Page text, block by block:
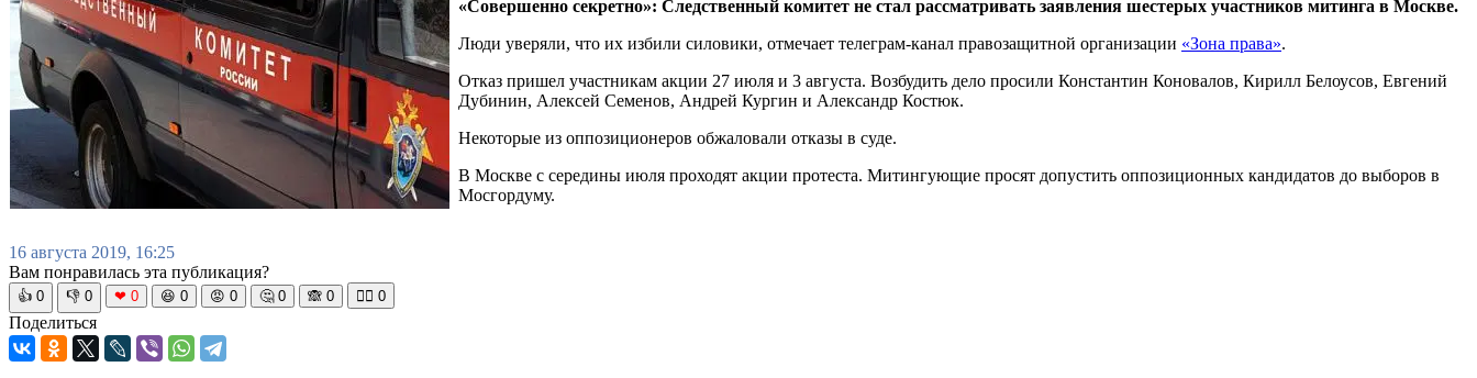
«Совершенно секретно»: Следственный комитет не стал рассматривать заявления шестерых участников митинга в Москве.
Люди уверяли, что их избили силовики, отмечает телеграм-канал правозащитной организации «Зона права».
Отказ пришел участникам акции 27 июля и 3 августа. Возбудить дело просили Константин Коновалов, Кирилл Белоусов, Евгений
Дубинин, Алексей Семенов, Андрей Кургин и Александр Костюк.
Некоторые из оппозиционеров обжаловали отказы в суде.
В Москве с середины июля проходят акции протеста. Митингующие просят допустить оппозиционных кандидатов до выборов в
Мосгордуму.
16 августа 2019, 16:25
Вам понравилась эта публикация?
👍 0 👎 0 ❤ 0 😆 0 😡 0 🤔 0 🙈 0 🧘‍♀️ 0
Поделиться